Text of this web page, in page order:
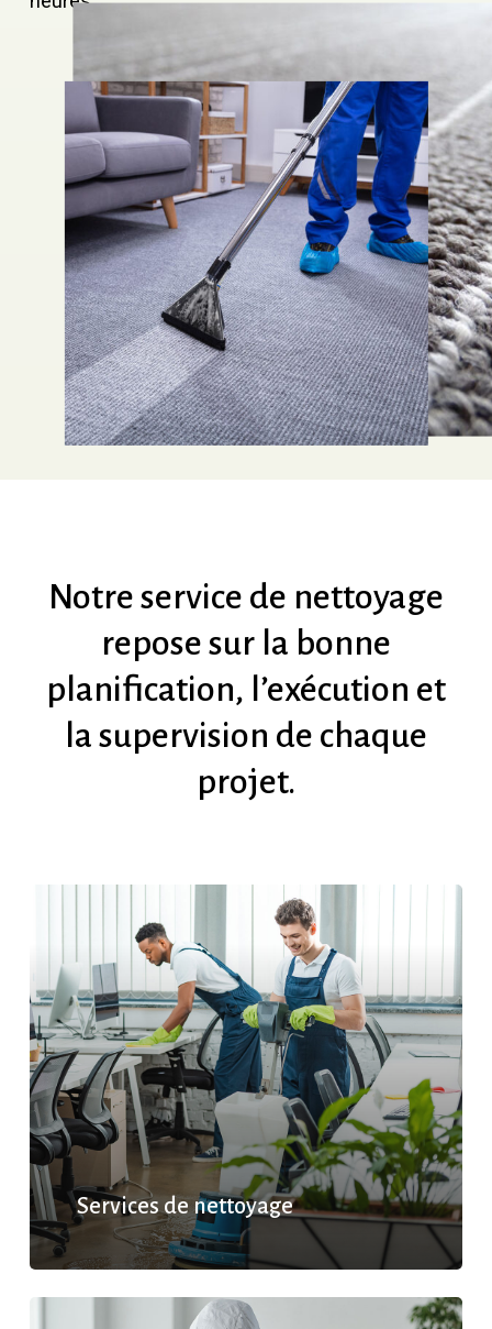
Notre service de nettoyage
repose sur la bonne
planification, l’exécution et
la supervision de chaque
projet.
Services de nettoyage